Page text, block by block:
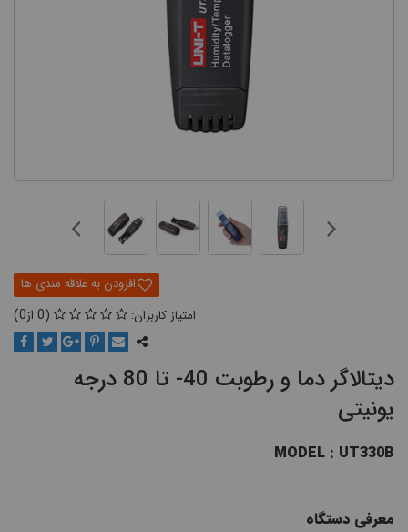
0
0
دیتالاگر دما و رطوبت 40- تا 80 درجه
یونیتی
MODEL : UT330B
معرفی دستگاه